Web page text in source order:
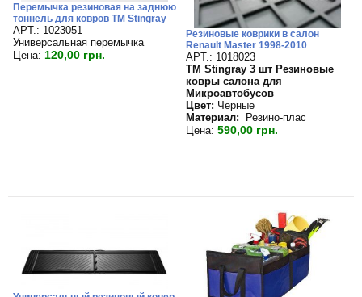
Перемычка резиновая на заднюю
тоннель для ковров TM Stingray
APT.: 1023051
Универсальная перемычка
Цена: 120,00 грн.
Резиновые коврики в салон
Renault Master 1998-2010
APT.: 1018023
TM Stingray 3 шт Резиновые
ковры салона для
Микроавтобусов
Цвет: Черные
Материал:
Резино-плас
Цена: 590,00 грн.